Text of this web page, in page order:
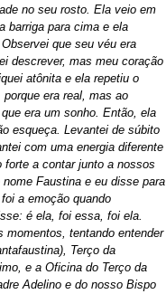
no seu rosto. Ela veio em
barriga para cima e ela
que seu véu era
descrever, mas meu coração
atônita e ela repetiu o
era real, mas ao
era um sonho. Então, ela
esqueça. Levantei de súbito
com uma energia diferente
forte a contar junto a nossos
Faustina e eu disse para
a emoção quando
é ela, foi essa, foi ela.
momentos, tentando entender
Terço da
e a Oficina do Terço da
Adelino e do nosso Bispo